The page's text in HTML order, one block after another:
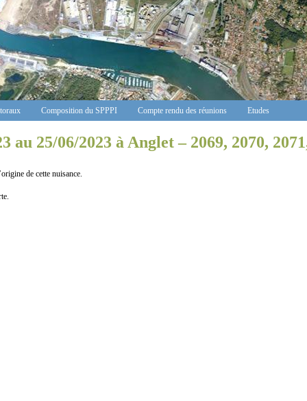
Composition du SPPPI Compte rendu des réunions Etudes
au 25/06/2023 à Anglet – 2069, 2070,
de cette nuisance.